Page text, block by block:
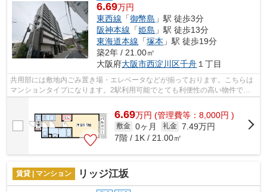
6.69万円
東西線 「御幣島 」駅 徒歩3分
阪神本線 「姫島 」駅 徒歩13分
東海道本線 「塚本 」駅 徒歩19分
築2年 / 21.00㎡
大阪府大阪市西淀川区千舟 １丁目
共用部には敷地内ごみ置き場・エレベータなどが揃っております。こちらは
マンションタイプになります。2駅利用可能でとても利便性の高い物件で
6.69万円 (管理費等：8,000円 )
敷金 0ヶ月 礼金 7.49万円
7階 / 1K / 21.00㎡
賃貸 | マンション リッジ江坂